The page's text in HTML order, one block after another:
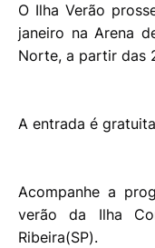
O Ilha Verão
janeiro na Arena
Norte, a partir das
A entrada é
Acompanhe a
verão da Ilha
Ribeira(SP).